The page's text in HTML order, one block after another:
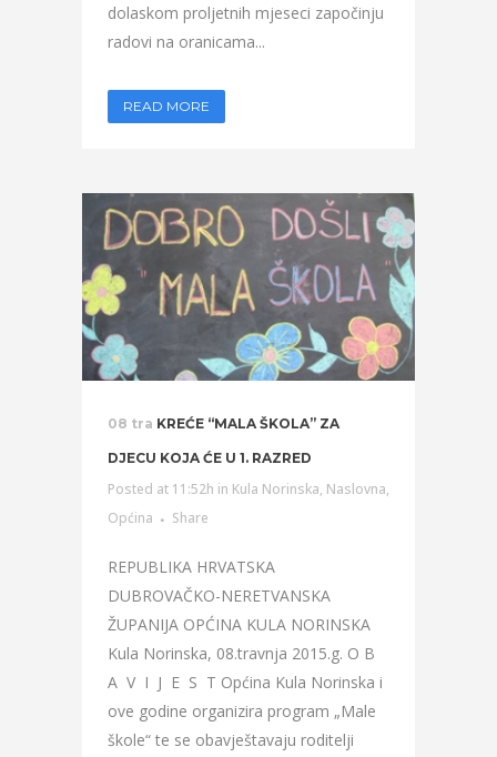
dolaskom proljetnih mjeseci započinju
radovi na oranicama...
READ MORE
08 tra KREĆE “MALA ŠKOLA” ZA
DJECU KOJA ĆE U 1. RAZRED
Posted at 11:52h in Kula Norinska, Naslovna,
Općina
Share
REPUBLIKA HRVATSKA
DUBROVAČKO-NERETVANSKA
ŽUPANIJA OPĆINA KULA NORINSKA
Kula Norinska, 08.travnja 2015.g. O B
A V I J E S T Općina Kula Norinska i
ove godine organizira program „Male
škole“ te se obavještavaju roditelji